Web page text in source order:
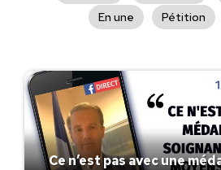
En une
Pétition
Ce n’est pas avec une